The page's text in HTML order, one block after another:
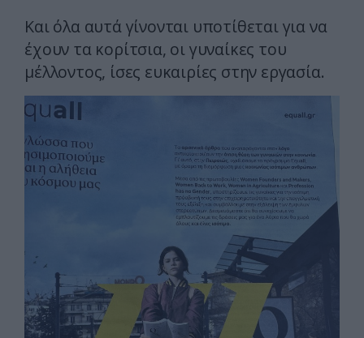
Kαι όλα αυτά γίνονται υποτίθεται για να
έχουν τα κορίτσια, οι γυναίκες του
μέλλοντος, ίσες ευκαιρίες στην εργασία.